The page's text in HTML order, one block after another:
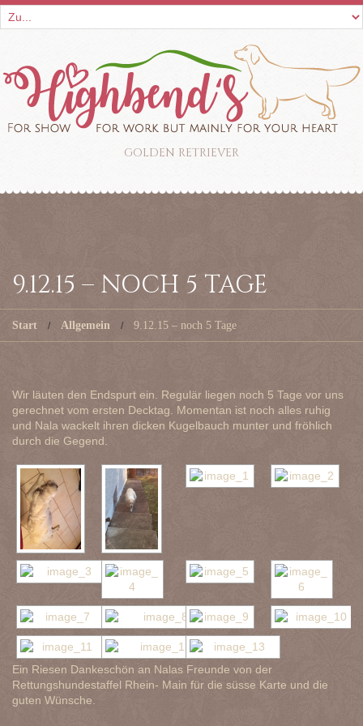
GOLDEN RETRIEVER
9.12.15 – NOCH 5 TAGE
Start Allgemein 9.12.15 – noch 5 Tage
Wir läuten den Endspurt ein. Regulär liegen noch 5 Tage vor uns
gerechnet vom ersten Decktag. Momentan ist noch alles ruhig
und Nala wackelt ihren dicken Kugelbauch munter und fröhlich
durch die Gegend.
Ein Riesen Dankeschön an Nalas Freunde von der
Rettungshundestaffel Rhein- Main für die süsse Karte und die
guten Wünsche.